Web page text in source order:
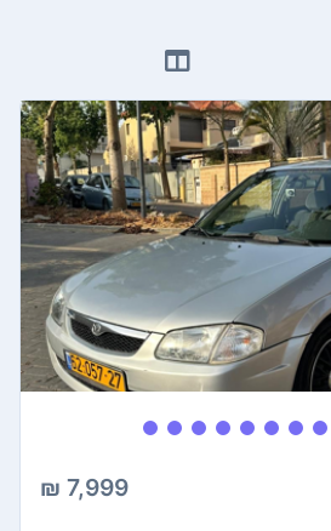
7,999 ₪